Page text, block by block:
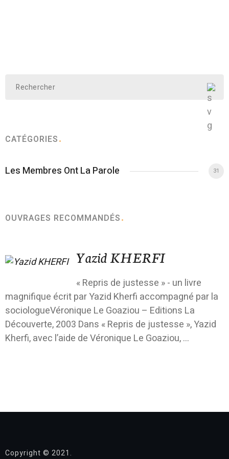
CATÉGORIES
Les Membres Ont La Parole 31
OUVRAGES RECOMMANDÉS
Yazid KHERFI
« Repris de justesse » - un livre
magnifique écrit par Yazid Kherfi accompagné par la
sociologueVéronique Le Goaziou – Editions La
Découverte, 2003 Dans « Repris de justesse », Yazid
Kherfi, avec l’aide de Véronique Le Goaziou, ...
Copyright © 2021.